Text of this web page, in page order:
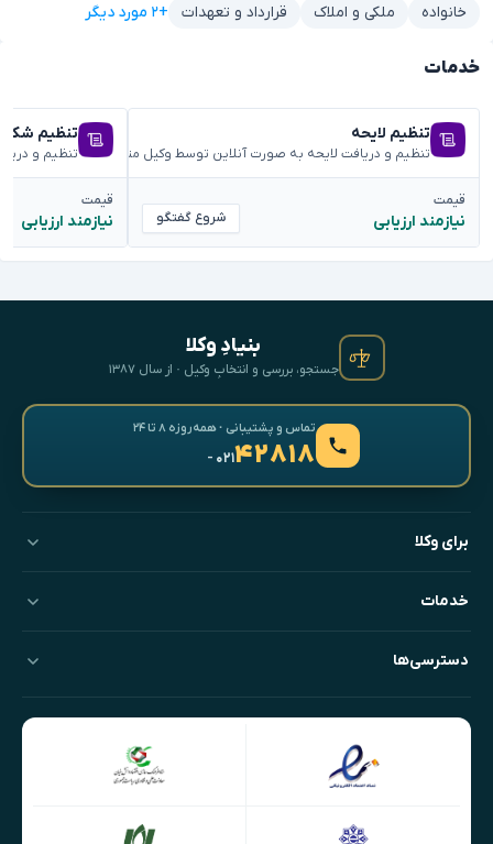
خانواده ملکی و املاک قرارداد و تعهدات +۲ مورد دیگر
خدمات
تنظیم لایحه
تنظیم و دریافت لایحه به صورت آنلاین توسط وکیل متخصص
قیمت
نیازمند ارزیابی شروع گفتگو
تنظیم
تنظیم و
قیمت
نیازمند ارزیابی
بنیادِ وکلا
جستجو، بررسی و انتخابِ وکیل · از سال ۱۳۸۷
تماس و پشتیبانی · همه‌روزه ۸ تا ۲۴
۴۲۸۱۸- ۰۲۱
برای وکلا
خدمات
دسترسی‌ها